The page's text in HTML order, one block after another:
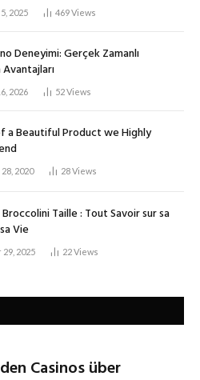
2025 469Views
Deneyimi: Gerçek Zamanlı
Avantajları
2026 52Views
a Beautiful Product we Highly
2020 28Views
Taille : Tout Savoir sur sa
Vie
2025 22Views
Casinos über